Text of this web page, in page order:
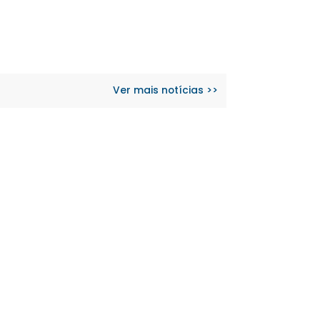
Ver mais notícias >>